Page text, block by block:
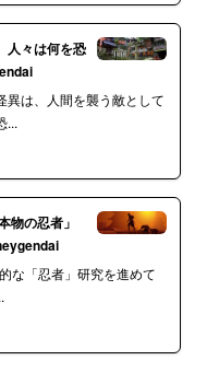
人々は何を恐
異は、人間を襲う敵として
...
物の忍者」
な「忍者」研究を進めて